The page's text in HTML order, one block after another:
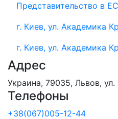
Представительство в ЕС
г. Киев, ул. Академика
г. Киев, ул. Академика
Адрес
Украина, 79035, Львов,
Телефоны
+38(067)005-12-44